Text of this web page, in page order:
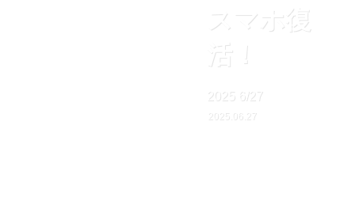
スマホ復
活！
2025 6/27
2025.06.27